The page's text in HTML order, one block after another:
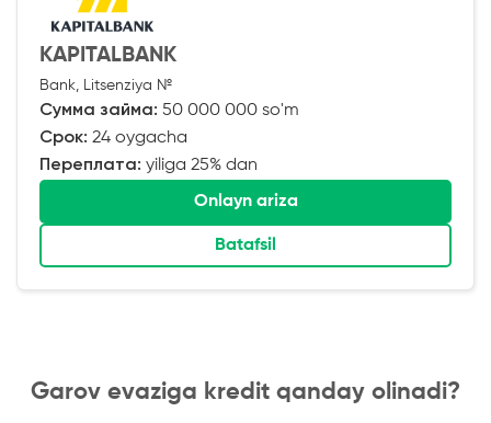
KAPITALBANK
Bank, Litsenziya №
Сумма займа: 50 000 000 so'm
Срок: 24 oygacha
Переплата: yiliga 25% dan
Onlayn ariza
Batafsil
Garov evaziga kredit qanday olinadi?